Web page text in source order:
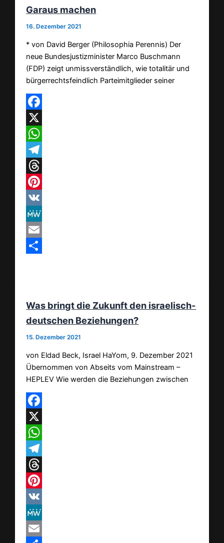
Garaus machen
16. Dezember 2021
* von David Berger (Philosophia Perennis) Der
neue Bundesjustizminister Marco Buschmann
(FDP) zeigt unmissverständlich, wie totalitär und
bürgerrechtsfeindlich Parteimitglieder seiner
Facebook
X
WhatsApp
Telegram
Threads
Pinterest
VK
MeWe
Email
Was bringt die Zukunft den israelisch-
deutschen Beziehungen?
15. Dezember 2021
von Eldad Beck, Israel HaYom, 9. Dezember 2021
Übernommen von Abseits vom Mainstream –
HEPLEV Wie werden die Beziehungen zwischen
Facebook
X
WhatsApp
Telegram
Threads
Pinterest
VK
MeWe